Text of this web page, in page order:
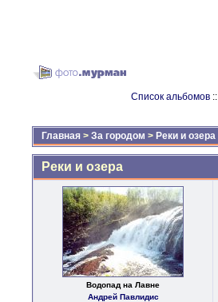
Список альбомов ::
Главная > За городом > Реки и озера
Реки и озера
Водопад на Лавне
Андрей Павлидис